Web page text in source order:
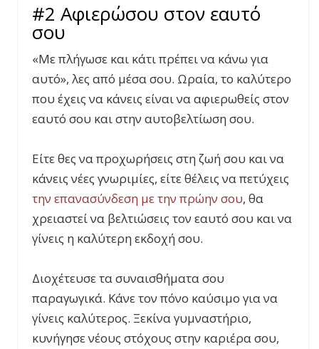
#2 Αφιερώσου στον εαυτό
σου
«Με πλήγωσε και κάτι πρέπει να κάνω για
αυτό», λες από μέσα σου. Ωραία, το καλύτερο
που έχεις να κάνεις είναι να αφιερωθείς στον
εαυτό σου και στην αυτοβελτίωση σου.
Είτε θες να προχωρήσεις στη ζωή σου και να
κάνεις νέες γνωριμίες, είτε θέλεις να πετύχεις
την επανασύνδεση με την πρώην σου, θα
χρειαστεί να βελτιώσεις τον εαυτό σου και να
γίνεις η καλύτερη εκδοχή σου.
Διοχέτευσε τα συναισθήματα σου
παραγωγικά. Κάνε τον πόνο καύσιμο για να
γίνεις καλύτερος. Ξεκίνα γυμναστήριο,
κυνήγησε νέους στόχους στην καριέρα σου,